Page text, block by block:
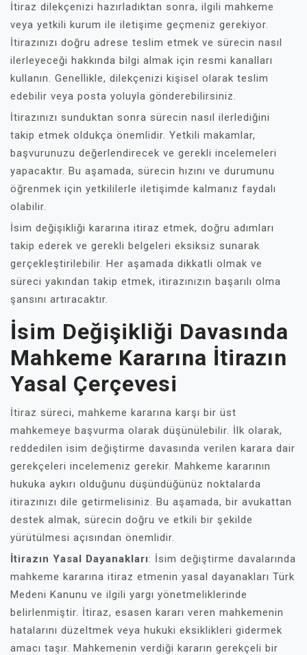
İtiraz dilekçenizi hazırladıktan sonra, ilgili mahkeme
veya yetkili kurum ile iletişime geçmeniz gerekiyor.
İtirazınızı doğru adrese teslim etmek ve sürecin nasıl
ilerleyeceği hakkında bilgi almak için resmi kanalları
kullanın. Genellikle, dilekçenizi kişisel olarak teslim
edebilir veya posta yoluyla gönderebilirsiniz.
İtirazınızı sunduktan sonra sürecin nasıl ilerlediğini
takip etmek oldukça önemlidir. Yetkili makamlar,
başvurunuzu değerlendirecek ve gerekli incelemeleri
yapacaktır. Bu aşamada, sürecin hızını ve durumunu
öğrenmek için yetkililerle iletişimde kalmanız faydalı
olabilir.
İsim değişikliği kararına itiraz etmek, doğru adımları
takip ederek ve gerekli belgeleri eksiksiz sunarak
gerçekleştirilebilir. Her aşamada dikkatli olmak ve
süreci yakından takip etmek, itirazınızın başarılı olma
şansını artıracaktır.
İsim Değişikliği Davasında
Mahkeme Kararına İtirazın
Yasal Çerçevesi
İtiraz süreci, mahkeme kararına karşı bir üst
mahkemeye başvurma olarak düşünülebilir. İlk olarak,
reddedilen isim değiştirme davasında verilen karara dair
gerekçeleri incelemeniz gerekir. Mahkeme kararının
hukuka aykırı olduğunu düşündüğünüz noktalarda
itirazınızı dile getirmelisiniz. Bu aşamada, bir avukattan
destek almak, sürecin doğru ve etkili bir şekilde
yürütülmesi açısından önemlidir.
İtirazın Yasal Dayanakları: İsim değiştirme davalarında
mahkeme kararına itiraz etmenin yasal dayanakları Türk
Medeni Kanunu ve ilgili yargı yönetmeliklerinde
belirlenmiştir. İtiraz, esasen kararı veren mahkemenin
hatalarını düzeltmek veya hukuki eksiklikleri gidermek
amacı taşır. Mahkemenin verdiği kararın gerekçeli bir